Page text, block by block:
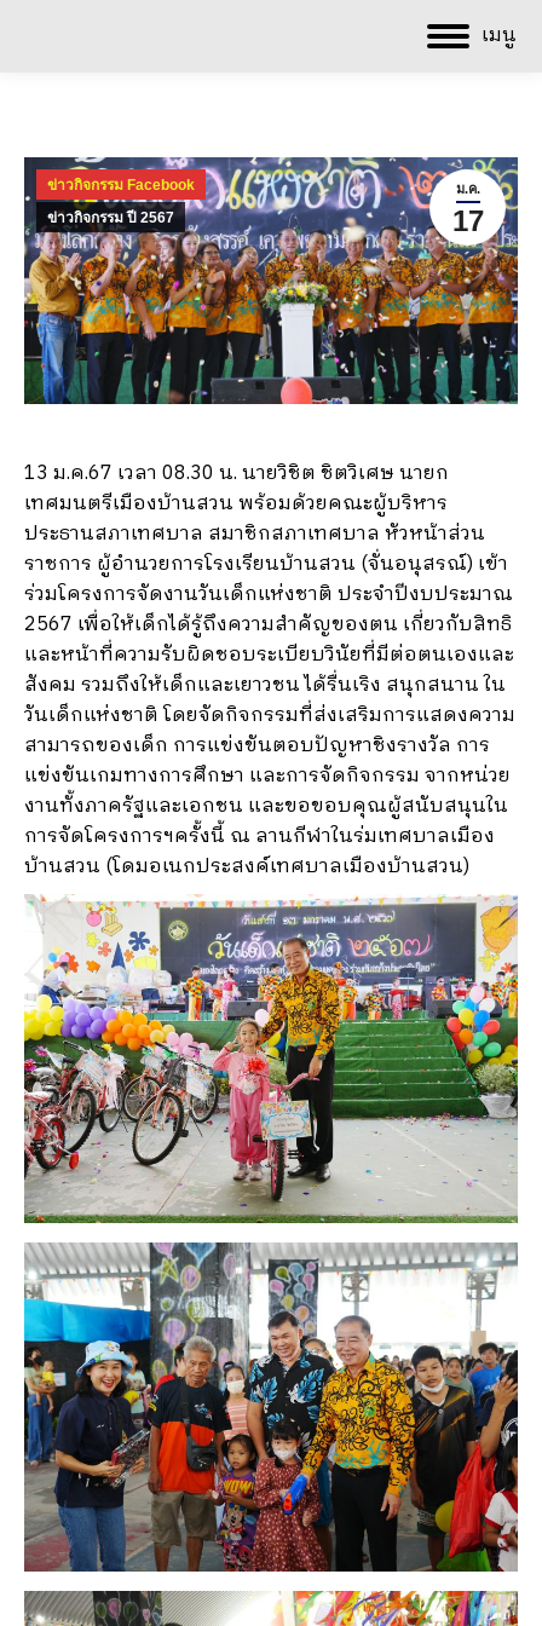
เมนู
ม.ค.
17
ข่าวกิจกรรม Facebook
ข่าวกิจกรรม ปี 2567
13 ม.ค.67 เวลา 08.30 น. นายวิชิต ชิตวิเศษ นายก
เทศมนตรีเมืองบ้านสวน พร้อมด้วยคณะผู้บริหาร
ประธานสภาเทศบาล สมาชิกสภาเทศบาล หัวหน้าส่วน
ราชการ ผู้อำนวยการโรงเรียนบ้านสวน (จั่นอนุสรณ์) เข้า
ร่วมโครงการจัดงานวันเด็กแห่งชาติ ประจำปีงบประมาณ
2567 เพื่อให้เด็กได้รู้ถึงความสำคัญของตน เกี่ยวกับสิทธิ
และหน้าที่ความรับผิดชอบระเบียบวินัยที่มีต่อตนเองและ
สังคม รวมถึงให้เด็กและเยาวชน ได้รื่นเริง สนุกสนาน ใน
วันเด็กแห่งชาติ โดยจัดกิจกรรมที่ส่งเสริมการแสดงความ
สามารถของเด็ก การแข่งขันตอบปัญหาชิงรางวัล การ
แข่งขันเกมทางการศึกษา และการจัดกิจกรรม จากหน่วย
งานทั้งภาครัฐและเอกชน และขอขอบคุณผู้สนับสนุนใน
การจัดโครงการฯครั้งนี้ ณ ลานกีฬาในร่มเทศบาลเมือง
บ้านสวน (โดมอเนกประสงค์เทศบาลเมืองบ้านสวน)